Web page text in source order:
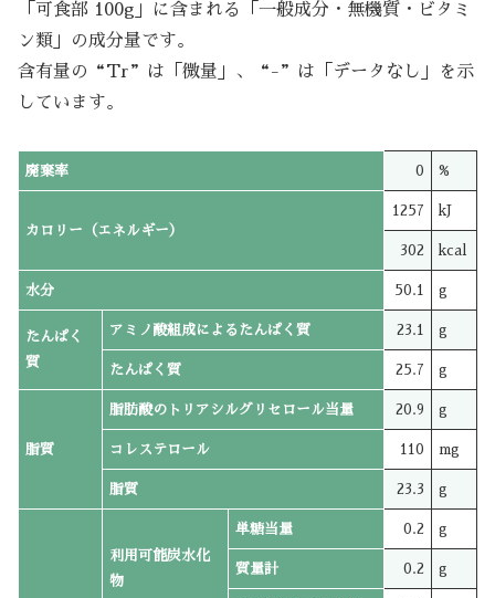
「可食部 100g」に含まれる「一般成分・無機質・ビタミ
ン類」の成分量です。
含有量の“Tr”は「微量」、“-”は「データなし」を示
しています。
廃棄率 0 %
カロリー（エネルギー）
1257 kJ
302 kcal
水分 50.1 g
たんぱく
質
アミノ酸組成によるたんぱく質 23.1 g
たんぱく質 25.7 g
脂質
脂肪酸のトリアシルグリセロール当量 20.9 g
コレステロール 110 mg
脂質 23.3 g
利用可能炭水化
物
単糖当量 0.2 g
質量計 0.2 g